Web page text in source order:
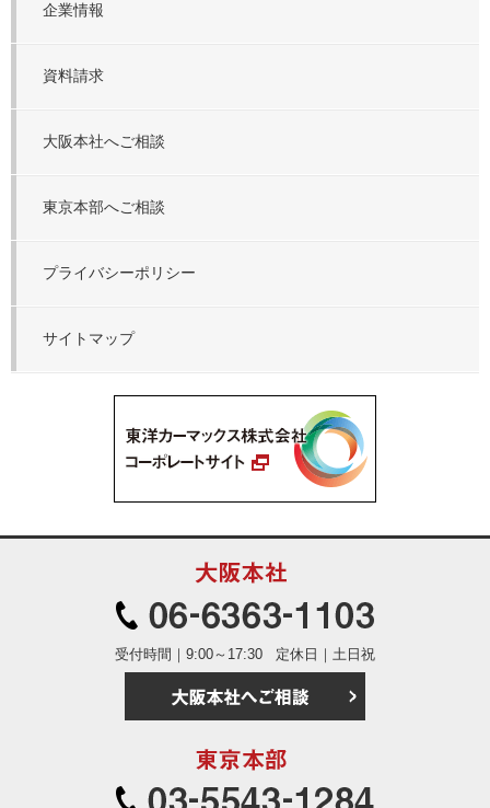
企業情報
資料請求
大阪本社へご相談
東京本部へご相談
プライバシーポリシー
サイトマップ
受付時間｜9:00～17:30 定休日｜土日祝